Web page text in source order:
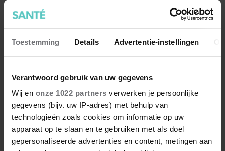
Toestemming Details Advertentie-instellingen
Verantwoord gebruik van uw gegevens
Wij en onze 1022 partners verwerken je persoonlijke
gegevens (bijv. uw IP-adres) met behulp van
technologieën zoals cookies om informatie op uw
apparaat op te slaan en te gebruiken met als doel
gepersonaliseerde advertenties en content, metingen aan
zelfde wandeling verdwenen is. Dat wandelen je
honger simpelweg aanwakkert, blijkt uit
onderzoek een stuk te kort door de bocht. Er
gebeurt iets veel interessanters.